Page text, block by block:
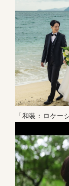
「和装：ロケー